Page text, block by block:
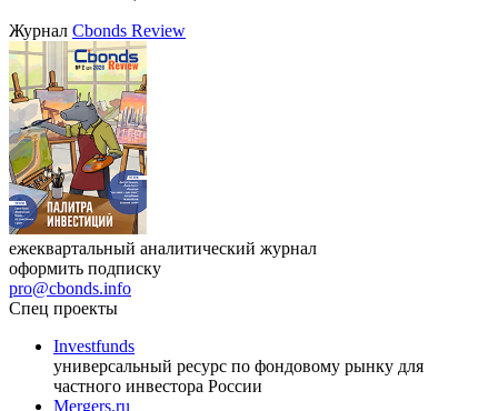
VIII международная конференция «Рынок капитала
Республики Узбекистан»
17.09.2026, Ташкент
ЖурналCbonds Review
ежеквартальный аналитический журнал
оформить подписку
pro@cbonds.info
Спец проекты